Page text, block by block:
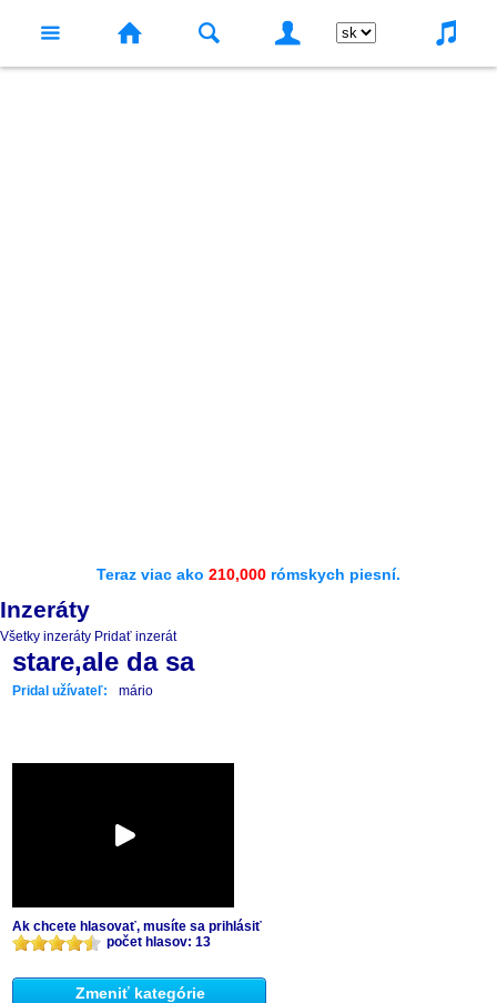
Teraz viac ako 210,000 rómskych piesní.
Inzeráty
Všetky inzeráty Pridať inzerát
stare,ale da sa
Pridal užívateľ: mário
Ak chcete hlasovať, musíte sa prihlásiť
počet hlasov: 13
Zmeniť kategórie